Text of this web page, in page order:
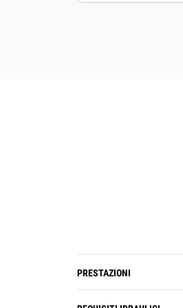
PRESTAZIONI